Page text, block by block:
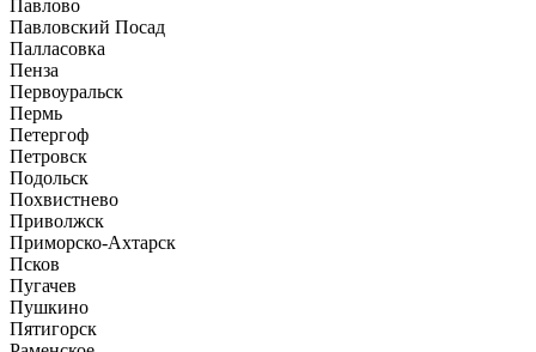
Павлово
Павловский Посад
Палласовка
Пенза
Первоуральск
Пермь
Петергоф
Петровск
Подольск
Похвистнево
Приволжск
Приморско-Ахтарск
Псков
Пугачев
Пушкино
Пятигорск